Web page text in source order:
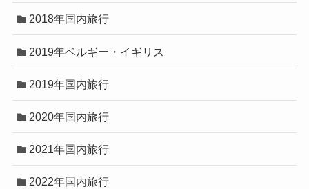
2018年国内旅行
2019年ベルギー・イギリス
2019年国内旅行
2020年国内旅行
2021年国内旅行
2022年国内旅行